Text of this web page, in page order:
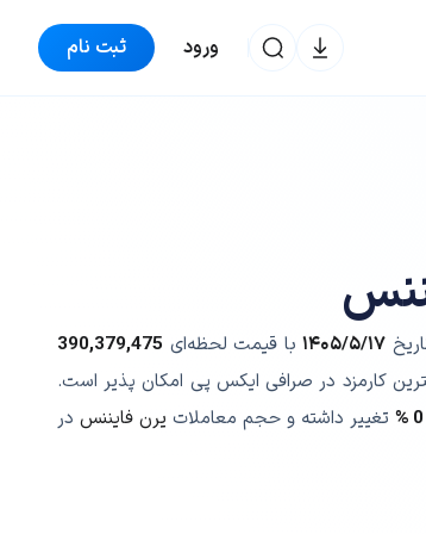
ورود ثبت نام
۱۴۰۵/۵/۱۷ با قیمت لحظه‌ای 390,379,475
کارمزد در صرافی ایکس پی امکان پذیر است.
0 % تغییر داشته و حجم معاملات یرن فایننس در